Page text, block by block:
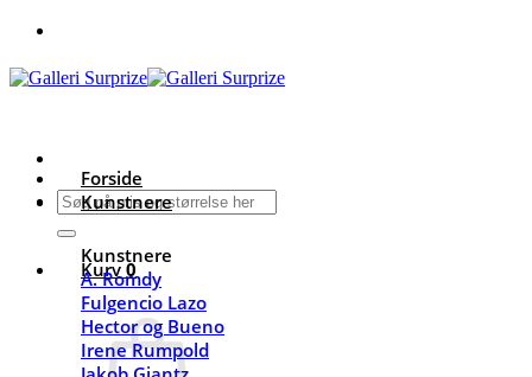
Fortsæt
indhold
Søg
Kurv0
Forside
Kunstnere
Kunstnere
A. Romdy
Fulgencio Lazo
Hector og Bueno
Irene Rumpold